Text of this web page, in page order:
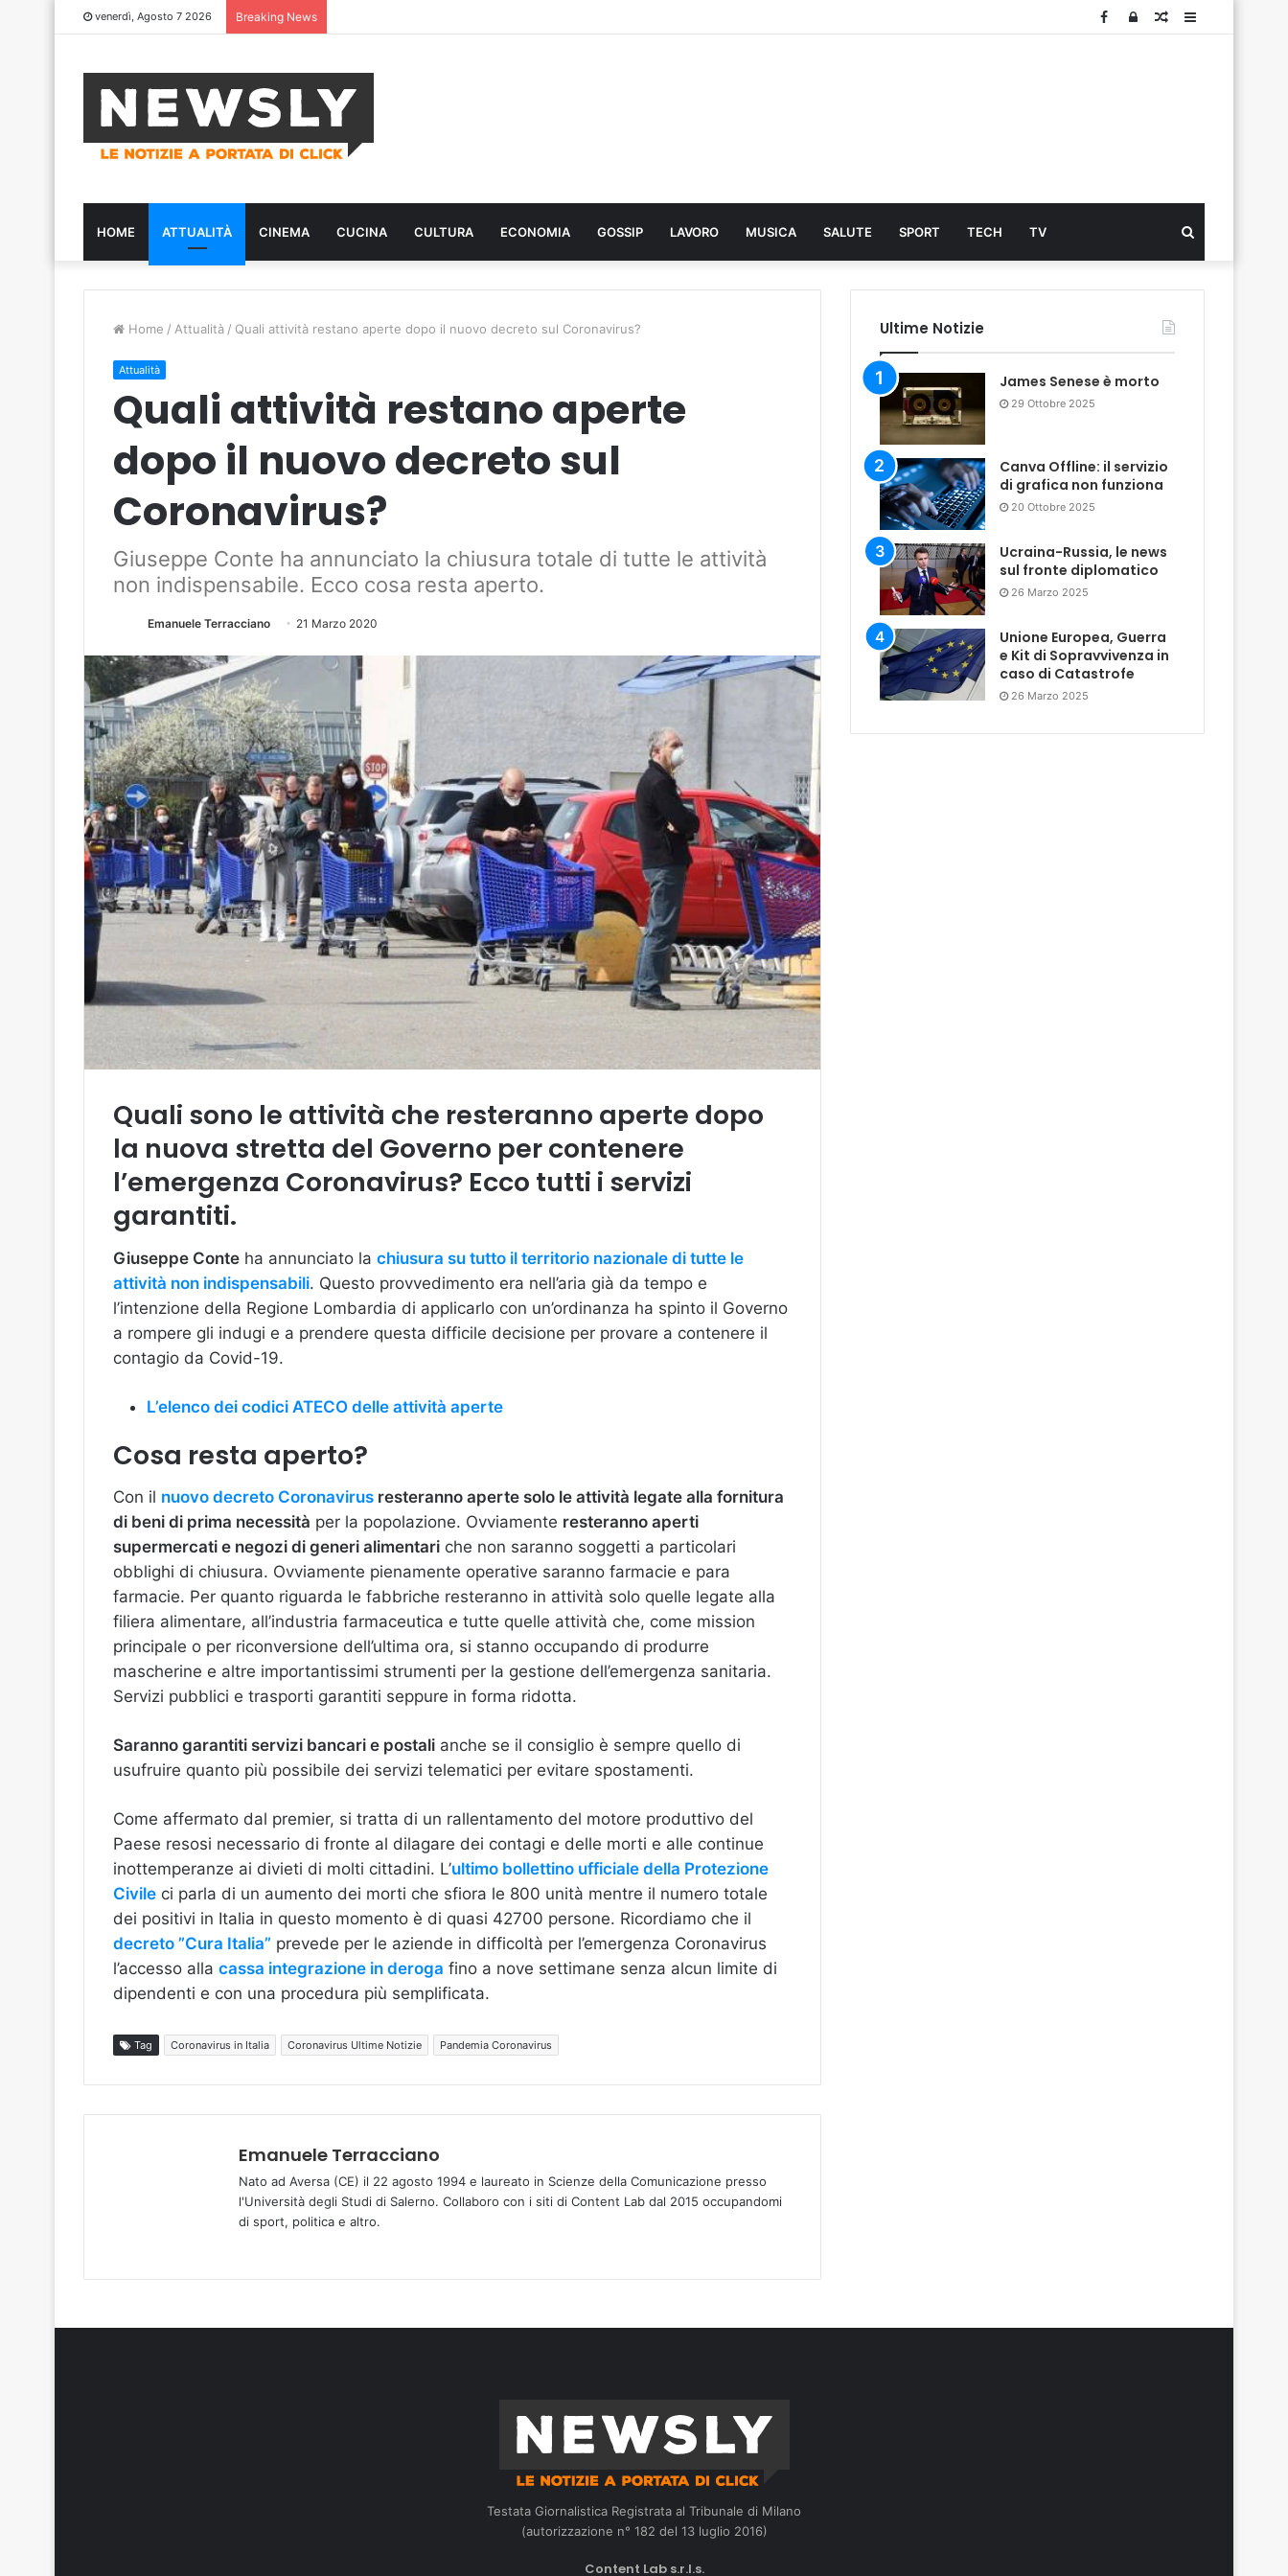
venerdì, Agosto 7 2026 Breaking News Sidebar
Articolo
Log
Facebook
HOME ATTUALITÀ CINEMA CUCINA CULTURA ECONOMIA GOSSIP LAVORO MUSICA SALUTE SPORT TECH TV
...
Home / Attualità / Quali attività restano aperte dopo il nuovo decreto sul Coronavirus?
Attualità
Quali attività restano aperte
dopo il nuovo decreto sul
Coronavirus?
Giuseppe Conte ha annunciato la chiusura totale di tutte le attività
non indispensabile. Ecco cosa resta aperto.
Emanuele Terracciano 21 Marzo 2020
Quali sono le attività che resteranno aperte dopo
la nuova stretta del Governo per contenere
l’emergenza Coronavirus? Ecco tutti i servizi
garantiti.
Giuseppe Conte ha annunciato la chiusura su tutto il territorio nazionale di tutte le
attività non indispensabili. Questo provvedimento era nell’aria già da tempo e
l’intenzione della Regione Lombardia di applicarlo con un’ordinanza ha spinto il Governo
a rompere gli indugi e a prendere questa difficile decisione per provare a contenere il
contagio da Covid-19.
L’elenco dei codici ATECO delle attività aperte
Cosa resta aperto?
Con il nuovo decreto Coronavirus resteranno aperte solo le attività legate alla fornitura
di beni di prima necessità per la popolazione. Ovviamente resteranno aperti
supermercati e negozi di generi alimentari che non saranno soggetti a particolari
obblighi di chiusura. Ovviamente pienamente operative saranno farmacie e para
farmacie. Per quanto riguarda le fabbriche resteranno in attività solo quelle legate alla
filiera alimentare, all’industria farmaceutica e tutte quelle attività che, come mission
principale o per riconversione dell’ultima ora, si stanno occupando di produrre
mascherine e altre importantissimi strumenti per la gestione dell’emergenza sanitaria.
Servizi pubblici e trasporti garantiti seppure in forma ridotta.
Saranno garantiti servizi bancari e postali anche se il consiglio è sempre quello di
usufruire quanto più possibile dei servizi telematici per evitare spostamenti.
Come affermato dal premier, si tratta di un rallentamento del motore produttivo del
Paese resosi necessario di fronte al dilagare dei contagi e delle morti e alle continue
inottemperanze ai divieti di molti cittadini. L’ultimo bollettino ufficiale della Protezione
Civile ci parla di un aumento dei morti che sfiora le 800 unità mentre il numero totale
dei positivi in Italia in questo momento è di quasi 42700 persone. Ricordiamo che il
decreto ”Cura Italia” prevede per le aziende in difficoltà per l’emergenza Coronavirus
l’accesso alla cassa integrazione in deroga fino a nove settimane senza alcun limite di
dipendenti e con una procedura più semplificata.
Tag Coronavirus in Italia Coronavirus Ultime Notizie Pandemia Coronavirus
Emanuele Terracciano
Nato ad Aversa (CE) il 22 agosto 1994 e laureato in Scienze della Comunicazione presso
l'Università degli Studi di Salerno. Collaboro con i siti di Content Lab dal 2015 occupandomi
di sport, politica e altro.
Ultime Notizie
James Senese è morto
29 Ottobre 2025
Canva Offline: il servizio
di grafica non funziona
20 Ottobre 2025
Ucraina-Russia, le news
sul fronte diplomatico
26 Marzo 2025
Unione Europea, Guerra
e Kit di Sopravvivenza in
caso di Catastrofe
26 Marzo 2025
Testata Giornalistica Registrata al Tribunale di Milano
(autorizzazione n° 182 del 13 luglio 2016)
Content Lab s.r.l.s.